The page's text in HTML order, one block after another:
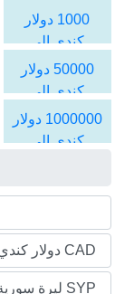
الليرة السورية
1000 دولار
كندي الى
الليرة السورية
50000 دولار
كندي الى
الليرة السورية
1000000 دولار
كندي الى